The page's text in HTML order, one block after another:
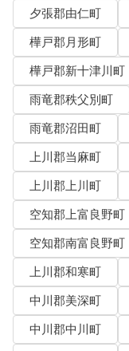
夕張郡由仁町
樺戸郡月形町
樺戸郡新十津川町
雨竜郡秩父別町
雨竜郡沼田町
上川郡当麻町
上川郡上川町
空知郡上富良野町
空知郡南富良野町
上川郡和寒町
中川郡美深町
中川郡中川町